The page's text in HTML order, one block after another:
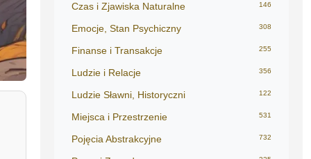
Czas i Zjawiska Naturalne 146
Emocje, Stan Psychiczny 308
Finanse i Transakcje 255
Ludzie i Relacje 356
Ludzie Sławni, Historyczni 122
Miejsca i Przestrzenie 531
Pojęcia Abstrakcyjne 732